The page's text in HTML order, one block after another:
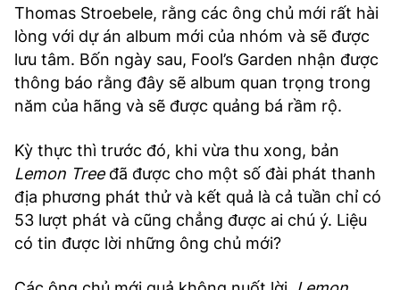
Thomas Stroebele, rằng các ông chủ mới rất hài
lòng với dự án album mới của nhóm và sẽ được
lưu tâm. Bốn ngày sau, Fool’s Garden nhận được
thông báo rằng đây sẽ album quan trọng trong
năm của hãng và sẽ được quảng bá rầm rộ.
Kỳ thực thì trước đó, khi vừa thu xong, bản
Lemon Tree đã được cho một số đài phát thanh
địa phương phát thử và kết quả là cả tuần chỉ có
53 lượt phát và cũng chẳng được ai chú ý. Liệu
có tin được lời những ông chủ mới?